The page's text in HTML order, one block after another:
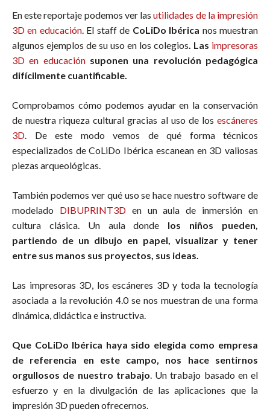
En este reportaje podemos ver lasutilidades de la impresión
3D en educación. El staff de CoLiDo Ibérica nos muestran
algunos ejemplos de su uso en los colegios. Las impresoras
3D en educaciónsuponen una revolución pedagógica
difícilmente cuantificable.
Comprobamos cómo podemos ayudar en la conservación
de nuestra riqueza cultural gracias al uso de los escáneres
3D. De este modo vemos de qué forma técnicos
especializados de CoLiDo Ibérica escanean en 3D valiosas
piezas arqueológicas.
También podemos ver qué uso se hace nuestro software de
modelado DIBUPRINT3Den un aula de inmersión en
cultura clásica. Un aula donde los niños pueden,
partiendo de un dibujo en papel, visualizar y tener
entre sus manos sus proyectos, sus ideas.
Las impresoras 3D, los escáneres 3D y toda la tecnología
asociada a la revolución 4.0 se nos muestran de una forma
dinámica, didáctica e instructiva.
Que CoLiDo Ibérica haya sido elegida como empresa
de referencia en este campo, nos hace sentirnos
orgullosos de nuestro trabajo. Un trabajo basado en el
esfuerzo y en la divulgación de las aplicaciones que la
impresión 3D pueden ofrecernos.